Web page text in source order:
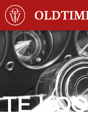
TE